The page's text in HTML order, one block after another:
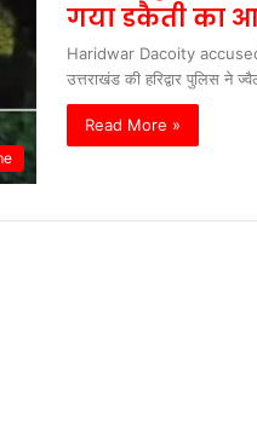
गया डकैती का
Haridwar Dacoity
उत्तराखंड की हरिद्वार पुलिस ने
Read More »